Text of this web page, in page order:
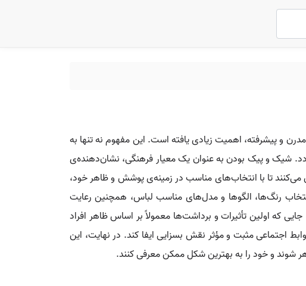
و پیشرفته، اهمیت زیادی یافته است. این مفهوم نه تنها به
شیک و پیک بودن به عنوان یک معیار فرهنگی، نشان‌دهنده‌ی
تا با انتخاب‌های مناسب در زمینه‌ی پوشش و ظاهر خود،
رنگ‌ها، الگوها و مدل‌های مناسب لباس، همچنین رعایت
که اولین تأثیرات و برداشت‌ها معمولاً بر اساس ظاهر افراد
اجتماعی مثبت و مؤثر نقش بسزایی ایفا کند. در نهایت، این
شوند و خود را به بهترین شکل ممکن معرفی کنند.